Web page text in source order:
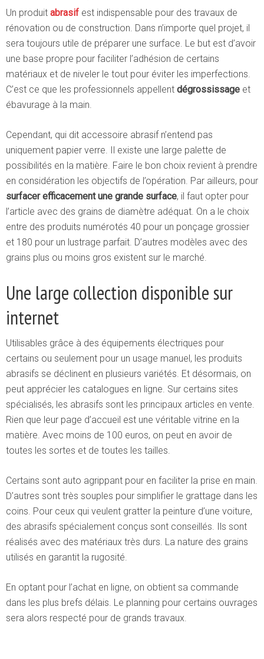
Un produit abrasif est indispensable pour des travaux de
rénovation ou de construction. Dans n’importe quel projet, il
sera toujours utile de préparer une surface. Le but est d’avoir
une base propre pour faciliter l’adhésion de certains
matériaux et de niveler le tout pour éviter les imperfections.
C’est ce que les professionnels appellent dégrossissage et
ébavurage à la main.
Cependant, qui dit accessoire abrasif n’entend pas
uniquement papier verre. Il existe une large palette de
possibilités en la matière. Faire le bon choix revient à prendre
en considération les objectifs de l’opération. Par ailleurs, pour
surfacer efficacement une grande surface, il faut opter pour
l’article avec des grains de diamètre adéquat. On a le choix
entre des produits numérotés 40 pour un ponçage grossier
et 180 pour un lustrage parfait. D’autres modèles avec des
grains plus ou moins gros existent sur le marché.
Une large collection disponible sur
internet
Utilisables grâce à des équipements électriques pour
certains ou seulement pour un usage manuel, les produits
abrasifs se déclinent en plusieurs variétés. Et désormais, on
peut apprécier les catalogues en ligne. Sur certains sites
spécialisés, les abrasifs sont les principaux articles en vente.
Rien que leur page d’accueil est une véritable vitrine en la
matière. Avec moins de 100 euros, on peut en avoir de
toutes les sortes et de toutes les tailles.
Certains sont auto agrippant pour en faciliter la prise en main.
D’autres sont très souples pour simplifier le grattage dans les
coins. Pour ceux qui veulent gratter la peinture d’une voiture,
des abrasifs spécialement conçus sont conseillés. Ils sont
réalisés avec des matériaux très durs. La nature des grains
utilisés en garantit la rugosité.
En optant pour l’achat en ligne, on obtient sa commande
dans les plus brefs délais. Le planning pour certains ouvrages
sera alors respecté pour de grands travaux.